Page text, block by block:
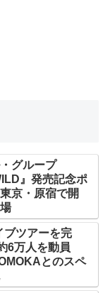
グループ
』発売記念ポ
京・原宿で開
ブツアーを完
6万人を動員
とのスペ